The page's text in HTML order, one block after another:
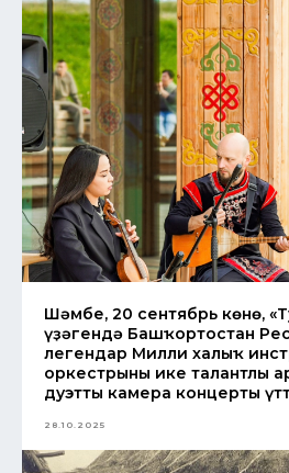
Шәмбе, 20 сентябрь көнө,
үҙәгендә Башҡортостан
легендар Милли халыҡ
оркестрының ике талантлы
дуэттың камера концерты
28.10.2025